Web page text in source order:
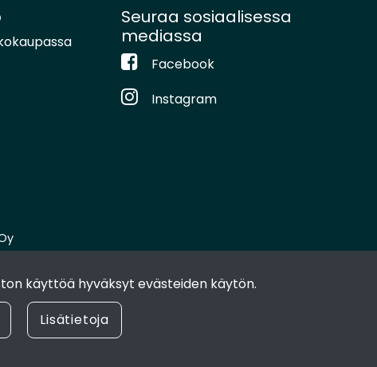
käyttöä hyväksyt evästeiden käytön.
Lisätietoja
Seuraa sosiaalisessa
mediassa
Facebook
Instagram